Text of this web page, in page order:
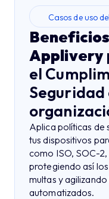
Casos de uso
Applivery
el
Seguridad
Aplica políticas de
tus dispositivos
como ISO, SOC-
protegiendo así
multas y
automatizados.